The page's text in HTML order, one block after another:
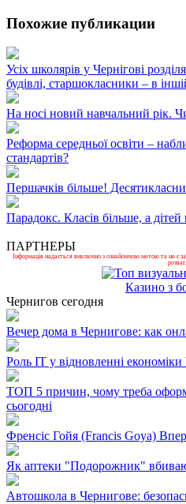
Похожие публикации
Усіх школярів у Чернігові
будівлі, старшокласники – в
На носі новий навчальний рік.
Реформа середньої освіти –
стандартів?
Першачків більше!
Парадокс. Класів більше, а
ПАРТНЕРЫ
Інформація надається виключно з ознайомчою метою та не є
розваг.
Казино з
Чернигов сегодня
Вечер дома в Чернигове: как
Роль ІТ у відновленні економіки
ТОП 5 причин, чому треба
сьогодні
Френсіс Гойя (Francis Goya)
Як аптеки "Подорожник"
Автошкола в Чернигове: